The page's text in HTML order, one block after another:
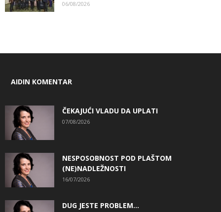
06/08/2026
AIDIN KOMENTAR
ČEKAJUĆI VLADU DA UPLATI
07/08/2026
NESPOSOBNOST POD PLAŠTOM
(NE)NADLEŽNOSTI
16/07/2026
DUG JESTE PROBLEM…